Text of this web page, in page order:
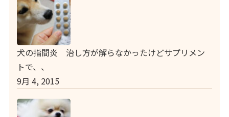
犬の指間炎 治し方が解らなかったけどサプリメン
トで、、
9月 4, 2015